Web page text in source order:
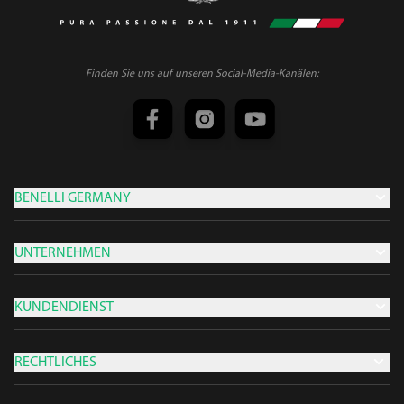
Finden Sie uns auf unseren Social-Media-Kanälen:
BENELLI GERMANY
UNTERNEHMEN
KUNDENDIENST
RECHTLICHES